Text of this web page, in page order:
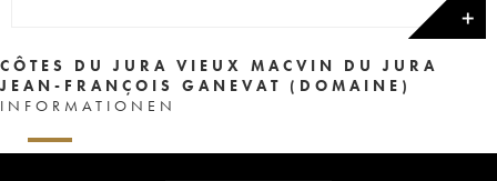
✕
CÔTES DU JURA VIEUX MACVIN DU JURA
JEAN-FRANÇOIS GANEVAT (DOMAINE)
INFORMATIONEN